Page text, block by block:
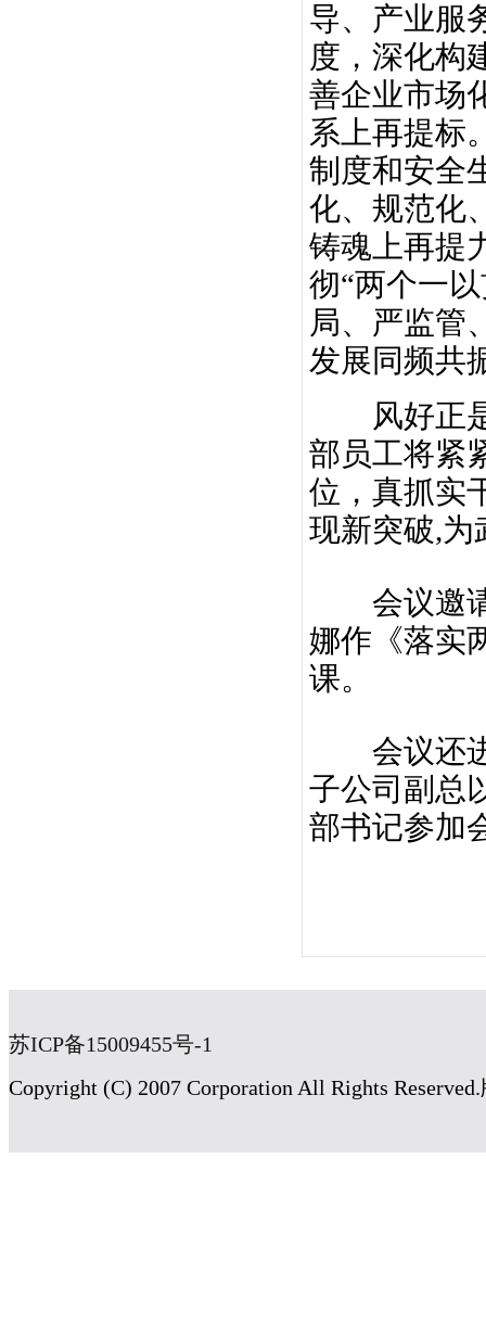
导、产业服
度，深化构
善企业市场
系上再提标
制度和安全
化、规范化
铸魂上再提
彻“两个一
局、严监管
发展同频共
风好正是
部员工将紧
位，真抓实
现新突破,为
会议邀请
娜作《落实
课。
会议还进
子公司副总
部书记参加
苏ICP备15009455号-1
Copyright (C) 2007 Corporation All Rights